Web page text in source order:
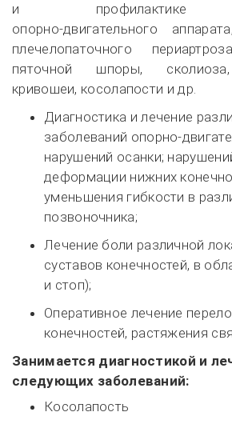
и профилактике
опорно-двигательного
плечелопаточного
пяточной шпоры, сколиоза,
кривошеи, косолапости и др.
Диагностика и лечение
заболеваний опорно-
нарушений осанки;
деформации нижних
уменьшения гибкости в
позвоночника;
Лечение боли различной
суставов конечностей, в
и стоп);
Оперативное лечение
конечностей, растяжения
Занимается диагностикой и
следующих заболеваний:
Косолапость